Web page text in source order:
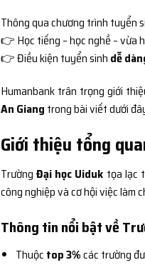
Thông qua chương trình tuyển
👉 Học tiếng – học nghề – vừa
👉 Điều kiện tuyển sinh dễ
Humanbank trân trọng giới
An Giang trong bài viết dưới
Giới thiệu tổng
TrườngĐại học Uiduk tọa lạc
công nghiệp và cơ hội việc làm
Thông tin nổi bật về
Thuộc top 3%các trường